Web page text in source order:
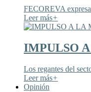
FECOREVA
Leer más+
IMPULSO
Los regantes del
Leer más+
Opinión